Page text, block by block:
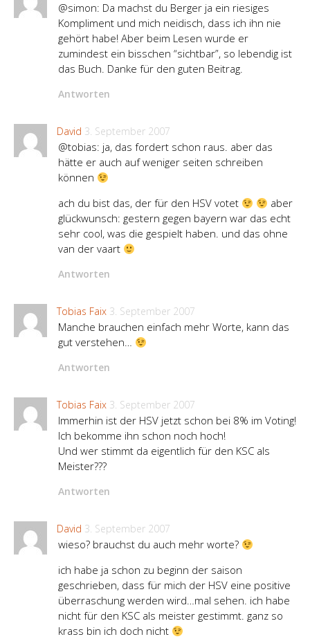
@simon: Da machst du Berger ja ein riesiges
Kompliment und mich neidisch, dass ich ihn nie
gehört habe! Aber beim Lesen wurde er
zumindest ein bisschen “sichtbar”, so lebendig ist
das Buch. Danke für den guten Beitrag.
Antworten
David 3. September 2007
@tobias: ja, das fordert schon raus. aber das
hätte er auch auf weniger seiten schreiben
können
ach du bist das, der für den HSV votet
aber
glückwunsch: gestern gegen bayern war das echt
sehr cool, was die gespielt haben. und das ohne
van der vaart
Antworten
Tobias Faix 3. September 2007
Manche brauchen einfach mehr Worte, kann das
gut verstehen…
Antworten
Tobias Faix 3. September 2007
Immerhin ist der HSV jetzt schon bei 8% im Voting!
Ich bekomme ihn schon noch hoch!
Und wer stimmt da eigentlich für den KSC als
Meister???
Antworten
David 3. September 2007
wieso? brauchst du auch mehr worte?
ich habe ja schon zu beginn der saison
geschrieben, dass für mich der HSV eine positive
überraschung werden wird…mal sehen. ich habe
nicht für den KSC als meister gestimmt. ganz so
krass bin ich doch nicht